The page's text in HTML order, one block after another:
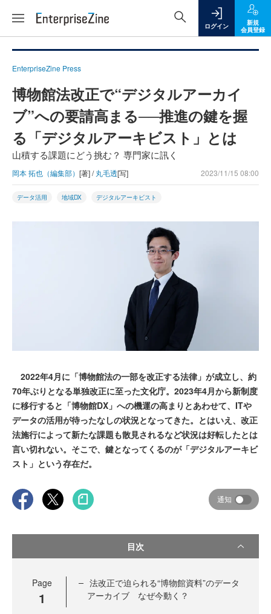
ログイン
新規
会員登録
EnterpriseZine Press
博物館法改正で“デジタルアーカイ
ブ”への要請高まる──推進の鍵を握
る「デジタルアーキビスト」とは
山積する課題にどう挑む？ 専門家に訊く
岡本 拓也（編集部） [著] /丸毛透[写] 2023/11/15 08:00
データ活用 地域DX デジタルアーキビスト
2022年4月に「博物館法の一部を改正する法律」が成立し、約
70年ぶりとなる単独改正に至った文化庁。2023年4月から新制度
に移行すると「博物館DX」への機運の高まりとあわせて、ITや
データの活用が待ったなしの状況となってきた。とはいえ、改正
法施行によって新たな課題も散見されるなど状況は好転したとは
言い切れない。そこで、鍵となってくるのが「デジタルアーキビ
スト」という存在だ。
通知
目次
Page
1
法改正で迫られる“博物館資料”のデータ
アーカイブ なぜ今動く？